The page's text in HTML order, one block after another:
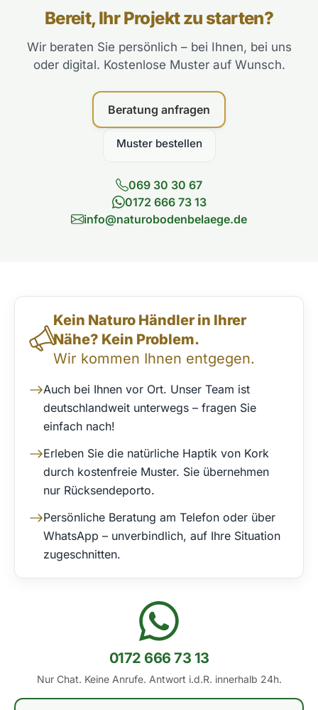
Bereit, Ihr Projekt zu starten?
Wir beraten Sie persönlich – bei Ihnen, bei uns
oder digital. Kostenlose Muster auf Wunsch.
Beratung anfragen
Muster bestellen
069 30 30 67
0172 666 73 13
info@naturobodenbelaege.de
Kein Naturo Händler in Ihrer
Nähe? Kein Problem.
Wir kommen Ihnen entgegen.
Auch bei Ihnen vor Ort. Unser Team ist
deutschlandweit unterwegs – fragen Sie
einfach nach!
Erleben Sie die natürliche Haptik von Kork
durch kostenfreie Muster. Sie übernehmen
nur Rücksendeporto.
Persönliche Beratung am Telefon oder über
WhatsApp – unverbindlich, auf Ihre Situation
zugeschnitten.
0172 666 73 13
Nur Chat. Keine Anrufe. Antwort i.d.R. innerhalb 24h.